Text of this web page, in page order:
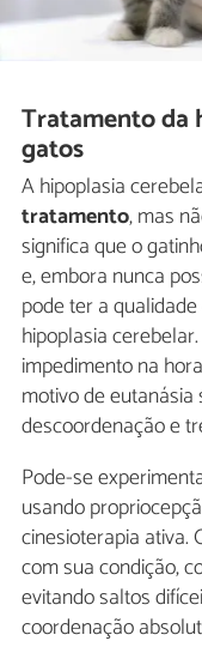
Tratamento da
gatos
A hipoplasia
tratamento, mas
significa que o
e, embora nunca
pode ter a
hipoplasia
impedimento na
motivo de
descoordenação e
Pode-se
usando
cinesioterapia ativa.
com sua condição,
evitando saltos
coordenação